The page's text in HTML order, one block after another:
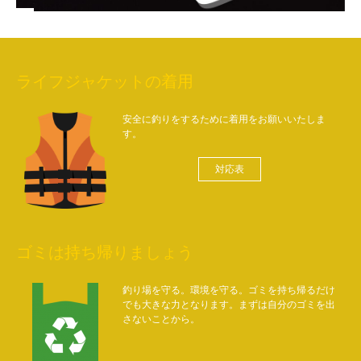
ライフジャケットの着用
安全に釣りをするために着用をお願いいたしま
す。
対応表
ゴミは持ち帰りましょう
釣り場を守る。環境を守る。ゴミを持ち帰るだけ
でも大きな力となります。まずは自分のゴミを出
さないことから。